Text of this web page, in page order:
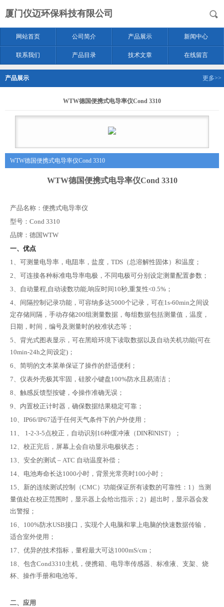
厦门仪迈环保科技有限公司
网站首页 公司简介 产品展示 新闻中心
联系我们 产品目录 技术文章 在线留言
产品展示 更多>>
WTW德国便携式电导率仪Cond 3310
WTW德国便携式电导率仪Cond 3310
WTW德国便携式电导率仪Cond 3310
产品名称：便携式电导率仪
型号： Cond 3310
品牌：德国WTW
一、优点
1、可测量电导率，电阻率，盐度，TDS（总溶解性固体）和温度；
2、可连接各种标准电导率电极，不同电极可分别设定测量配置参数；
3、自动量程,自动读数功能,响应时间10秒,重复性<0.5%；
4、间隔控制记录功能，可容纳多达5000个记录，可在1s-60min之间设
定存储间隔，手动存储200组测量数据，每组数据包括测量值，温度，
日期，时间，编号及测量时的校准状态等；
5、背光式图表显示，可在黑暗环境下读取数据以及自动关机功能(可在
10min-24h之间设定)；
6、简明的文本菜单保证了操作的舒适便利；
7、仪表外壳极其牢固，硅胶小键盘100%防水且易清洁；
8、触感反馈型按键，令操作准确无误；
9、内置校正计时器，确保数据结果稳定可靠；
10、IP66/IP67适于任何天气条件下的户外使用；
11、 1-2-3-5点校正，自动识别16种缓冲液（DIN和NIST）；
12、校正完后，屏幕上会自动显示电极状态；
13、安全的测试 – ATC 自动温度补偿；
14、电池寿命长达1000小时，背景光常亮时100小时；
15、新的连续测试控制（CMC）功能保证所有读数的可靠性：1）当测
量值处在校正范围时，显示器上会给出指示；2）超出时，显示器会发
出警报；
16、100%防水USB接口，实现个人电脑和掌上电脑的快速数据传输，
适合室外使用；
17、优异的技术指标，量程最大可达1000mS/cm；
18、包含Cond3310主机，便携箱、电导率传感器、标准液、支架、烧
杯、操作手册和电池等。
二、应用